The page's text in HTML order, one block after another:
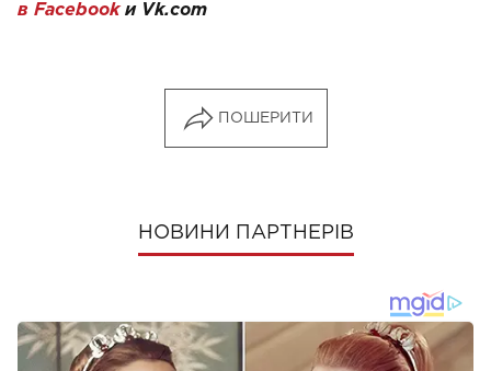
в Facebookи Vk.com
ПОШЕРИТИ
НОВИНИ ПАРТНЕРІВ